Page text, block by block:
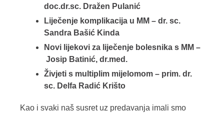
doc.dr.sc. Dražen Pulanić
Liječenje komplikacija u MM – dr. sc.
Sandra Bašić Kinda
Novi lijekovi za liječenje bolesnika s MM –
Josip Batinić, dr.med.
Živjeti s multiplim mijelomom – prim. dr.
sc. Delfa Radić Krišto
Kao i svaki naš susret uz predavanja imali smo